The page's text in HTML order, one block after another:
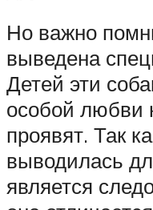
Но важно
выведена
Детей эти
особой любви
проявят. Так
выводилась
является